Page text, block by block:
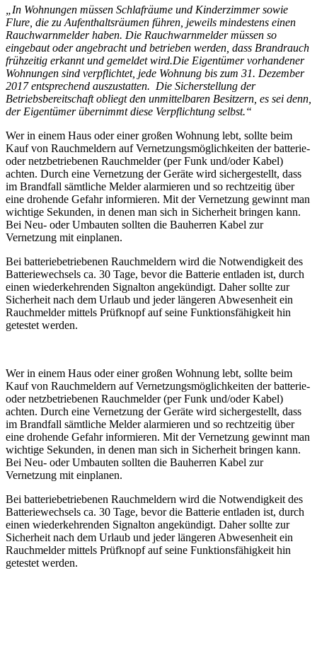
„In Wohnungen müssen Schlafräume und Kinderzimmer sowie
Flure, die zu Aufenthaltsräumen führen, jeweils mindestens einen
Rauchwarnmelder haben. Die Rauchwarnmelder müssen so
eingebaut oder angebracht und betrieben werden, dass Brandrauch
frühzeitig erkannt und gemeldet wird.Die Eigentümer vorhandener
Wohnungen sind verpflichtet, jede Wohnung bis zum 31. Dezember
2017 entsprechend auszustatten. Die Sicherstellung der
Betriebsbereitschaft obliegt den unmittelbaren Besitzern, es sei denn,
der Eigentümer übernimmt diese Verpflichtung selbst.“
Wer in einem Haus oder einer großen Wohnung lebt, sollte beim
Kauf von Rauchmeldern auf Vernetzungsmöglichkeiten der batterie-
oder netzbetriebenen Rauchmelder (per Funk und/oder Kabel)
achten. Durch eine Vernetzung der Geräte wird sichergestellt, dass
im Brandfall sämtliche Melder alarmieren und so rechtzeitig über
eine drohende Gefahr informieren. Mit der Vernetzung gewinnt man
wichtige Sekunden, in denen man sich in Sicherheit bringen kann.
Bei Neu- oder Umbauten sollten die Bauherren Kabel zur
Vernetzung mit einplanen.
Bei batteriebetriebenen Rauchmeldern wird die Notwendigkeit des
Batteriewechsels ca. 30 Tage, bevor die Batterie entladen ist, durch
einen wiederkehrenden Signalton angekündigt. Daher sollte zur
Sicherheit nach dem Urlaub und jeder längeren Abwesenheit ein
Rauchmelder mittels Prüfknopf auf seine Funktionsfähigkeit hin
getestet werden.
Wer in einem Haus oder einer großen Wohnung lebt, sollte beim
Kauf von Rauchmeldern auf Vernetzungsmöglichkeiten der batterie-
oder netzbetriebenen Rauchmelder (per Funk und/oder Kabel)
achten. Durch eine Vernetzung der Geräte wird sichergestellt, dass
im Brandfall sämtliche Melder alarmieren und so rechtzeitig über
eine drohende Gefahr informieren. Mit der Vernetzung gewinnt man
wichtige Sekunden, in denen man sich in Sicherheit bringen kann.
Bei Neu- oder Umbauten sollten die Bauherren Kabel zur
Vernetzung mit einplanen.
Bei batteriebetriebenen Rauchmeldern wird die Notwendigkeit des
Batteriewechsels ca. 30 Tage, bevor die Batterie entladen ist, durch
einen wiederkehrenden Signalton angekündigt. Daher sollte zur
Sicherheit nach dem Urlaub und jeder längeren Abwesenheit ein
Rauchmelder mittels Prüfknopf auf seine Funktionsfähigkeit hin
getestet werden.